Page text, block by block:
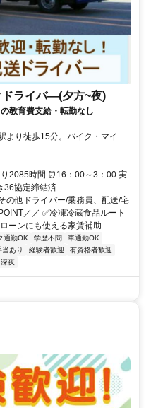
ドライバ―(夕方~夜)
教育費支給・転勤なし
より徒歩15分。バイク・マイカ
2085時間 ⏰16：00～3：00 実
36協定締結済
の他ドライバー/乗務員、配送/宅
／／ ✅冷凍冷蔵食品ルート
ーンにも使える家賃補助...
通勤OK 学歴不問
車通勤OK
当あり 経験者歓迎
有資格者歓迎
深夜